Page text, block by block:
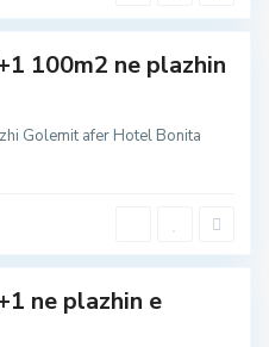
100m2 ne plazhin
Golemit afer Hotel Bonita
ne plazhin e